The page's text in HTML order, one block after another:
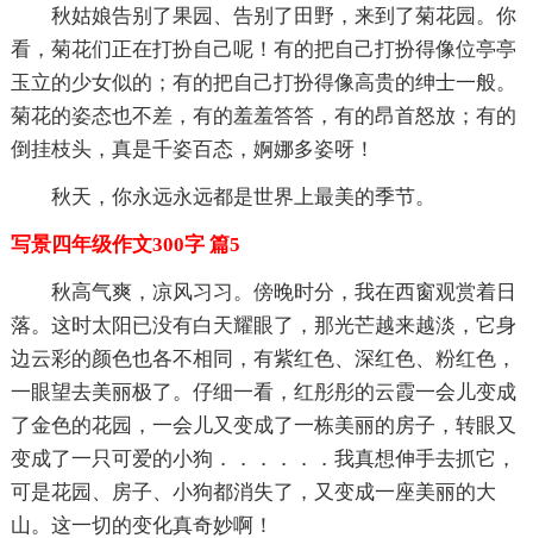
秋姑娘告别了果园、告别了田野，来到了菊花园。你
看，菊花们正在打扮自己呢！有的把自己打扮得像位亭亭
玉立的少女似的；有的把自己打扮得像高贵的绅士一般。
菊花的姿态也不差，有的羞羞答答，有的昂首怒放；有的
倒挂枝头，真是千姿百态，婀娜多姿呀！
秋天，你永远永远都是世界上最美的季节。
写景四年级作文300字 篇5
秋高气爽，凉风习习。傍晚时分，我在西窗观赏着日
落。这时太阳已没有白天耀眼了，那光芒越来越淡，它身
边云彩的颜色也各不相同，有紫红色、深红色、粉红色，
一眼望去美丽极了。仔细一看，红彤彤的云霞一会儿变成
了金色的花园，一会儿又变成了一栋美丽的房子，转眼又
变成了一只可爱的小狗．．．．．．我真想伸手去抓它，
可是花园、房子、小狗都消失了，又变成一座美丽的大
山。这一切的变化真奇妙啊！